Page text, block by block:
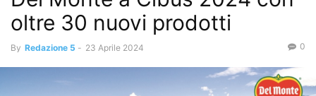
oltre 30 nuovi prodotti
By Redazione 5 - 23 Aprile 2024 0